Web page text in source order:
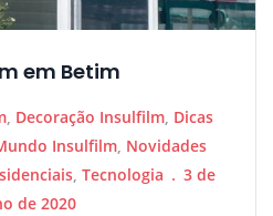
em Betim
, Decoração Insulfilm, Dicas
Insulfilm, Novidades
, Tecnologia
3 de
de 2020